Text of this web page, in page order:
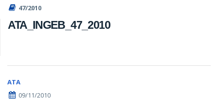
47/2010
ATA_INGEB_47_2010
ATA
09/11/2010